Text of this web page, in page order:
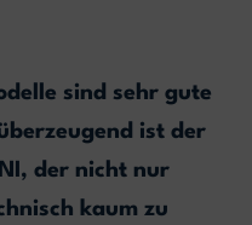
sind sehr gute
ist der
der nicht nur
kaum zu